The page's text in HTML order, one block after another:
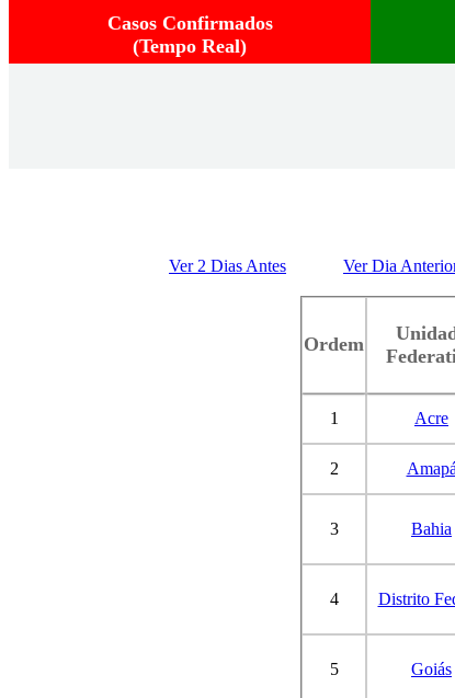
Casos Confirmados
(Tempo Real)
Ver 2 Dias Antes Ver Dia
Ordem
1 Acre
2 Amapá
3 Bahia
4 Distrito
5 Goiás